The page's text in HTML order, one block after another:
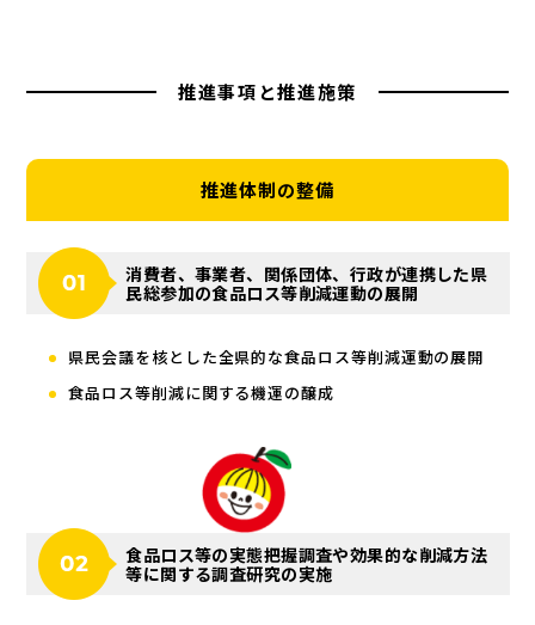
推進事項と推進施策
推進体制の整備
消費者、事業者、関係団体、行政が連携した県
民総参加の食品ロス等削減運動の展開
県民会議を核とした全県的な食品ロス等削減運動の展開
食品ロス等削減に関する機運の醸成
食品ロス等の実態把握調査や効果的な削減方法
等に関する調査研究の実施